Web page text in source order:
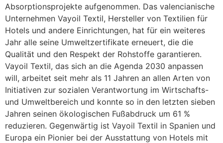
Absorptionsprojekte aufgenommen. Das valencianische
Unternehmen Vayoil Textil, Hersteller von Textilien für
Hotels und andere Einrichtungen, hat für ein weiteres
Jahr alle seine Umweltzertifikate erneuert, die die
Qualität und den Respekt der Rohstoffe garantieren.
Vayoil Textil, das sich an die Agenda 2030 anpassen
will, arbeitet seit mehr als 11 Jahren an allen Arten von
Initiativen zur sozialen Verantwortung im Wirtschafts-
und Umweltbereich und konnte so in den letzten sieben
Jahren seinen ökologischen Fußabdruck um 61 %
reduzieren. Gegenwärtig ist Vayoil Textil in Spanien und
Europa ein Pionier bei der Ausstattung von Hotels mit